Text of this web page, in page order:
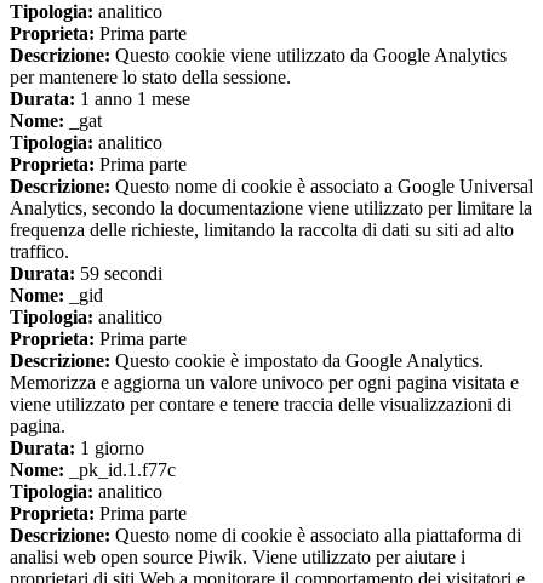
Tipologia: analitico
Proprieta: Prima parte
Descrizione: Questo cookie viene utilizzato da Google Analytics
per mantenere lo stato della sessione.
Durata: 1 anno 1 mese
Nome: _gat
Tipologia: analitico
Proprieta: Prima parte
Descrizione: Questo nome di cookie è associato a Google Universal
Analytics, secondo la documentazione viene utilizzato per limitare la
frequenza delle richieste, limitando la raccolta di dati su siti ad alto
traffico.
Durata: 59 secondi
Nome: _gid
Tipologia: analitico
Proprieta: Prima parte
Descrizione: Questo cookie è impostato da Google Analytics.
Memorizza e aggiorna un valore univoco per ogni pagina visitata e
viene utilizzato per contare e tenere traccia delle visualizzazioni di
pagina.
Durata: 1 giorno
Nome: _pk_id.1.f77c
Tipologia: analitico
Proprieta: Prima parte
Descrizione: Questo nome di cookie è associato alla piattaforma di
analisi web open source Piwik. Viene utilizzato per aiutare i